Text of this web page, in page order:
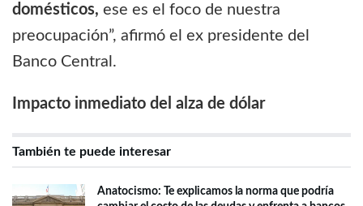
domésticos, ese es el foco de nuestra
preocupación”, afirmó el ex presidente del
Banco Central.
Impacto inmediato del alza de dólar
También te puede interesar
Anatocismo: Te explicamos la norma que podría